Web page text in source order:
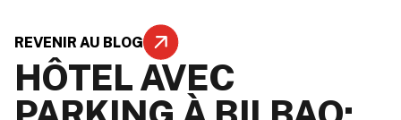
REVENIR AU BLOG
HÔTEL AVEC